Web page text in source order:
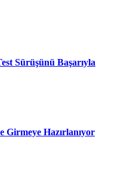
Sürüşünü Başarıyla
Girmeye Hazırlanıyor